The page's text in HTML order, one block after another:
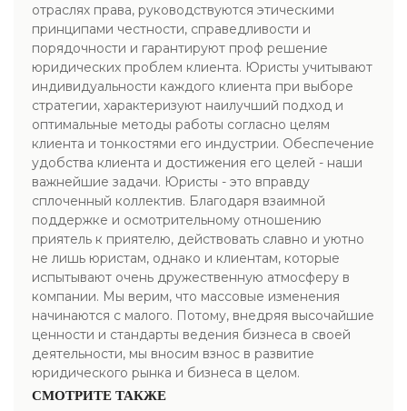
отраслях права, руководствуются этическими
принципами честности, справедливости и
порядочности и гарантируют проф решение
юридических проблем клиента. Юристы учитывают
индивидуальности каждого клиента при выборе
стратегии, характеризуют наилучший подход и
оптимальные методы работы согласно целям
клиента и тонкостями его индустрии. Обеспечение
удобства клиента и достижения его целей - наши
важнейшие задачи. Юристы - это вправду
сплоченный коллектив. Благодаря взаимной
поддержке и осмотрительному отношению
приятель к приятелю, действовать славно и уютно
не лишь юристам, однако и клиентам, которые
испытывают очень дружественную атмосферу в
компании. Мы верим, что массовые изменения
начинаются с малого. Потому, внедряя высочайшие
ценности и стандарты ведения бизнеса в своей
деятельности, мы вносим взнос в развитие
юридического рынка и бизнеса в целом.
СМОТРИТЕ ТАКЖЕ